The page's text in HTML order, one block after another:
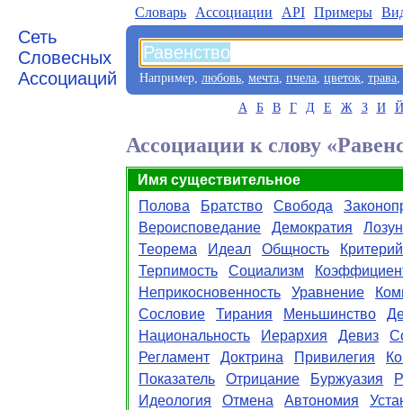
Сеть
Словесных
Ассоциаций
Словарь Aссоциации API Примеры
Например, любовь, мечта, пчела, цветок, трава,
А Б В Г Д Е Ж З И Й
Ассоциации к слову
Имя существительное
Полова
Братство Свобода
Вероисповедание
Демократия
Теорема
Идеал Общность
Критерий
Терпимость
Социализм
Неприкосновенность
Уравнение
Сословие
Тирания Меньшинство
Национальность
Иерархия Девиз
Регламент
Доктрина Привилегия
Показатель
Отрицание Буржуазия
Идеология
Отмена Автономия